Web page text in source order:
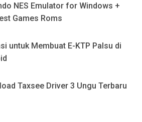
NES Emulator for Windows +
Games Roms
untuk Membuat E-KTP Palsu di
Taxsee Driver 3 Ungu Terbaru